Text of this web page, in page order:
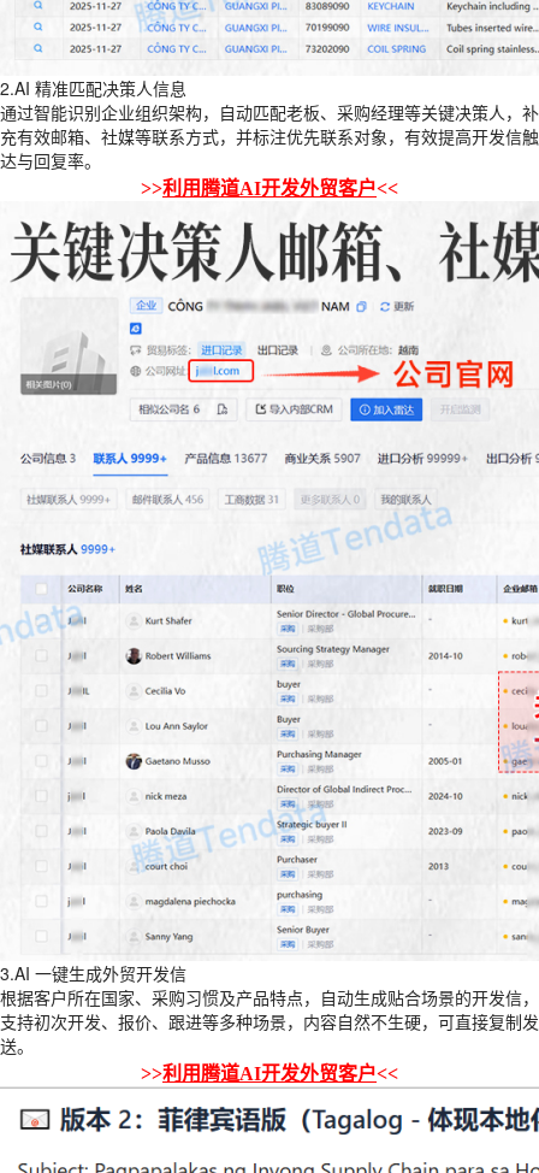
2.AI 精准匹配决策人信息
通过智能识别企业组织架构，自动匹配老板、采购经理等关键决策人，补
充有效邮箱、社媒等联系方式，并标注优先联系对象，有效提高开发信触
达与回复率。
>>利用腾道AI开发外贸客户<<
3.AI 一键生成外贸开发信
根据客户所在国家、采购习惯及产品特点，自动生成贴合场景的开发信，
支持初次开发、报价、跟进等多种场景，内容自然不生硬，可直接复制发
送。
>>利用腾道AI开发外贸客户<<